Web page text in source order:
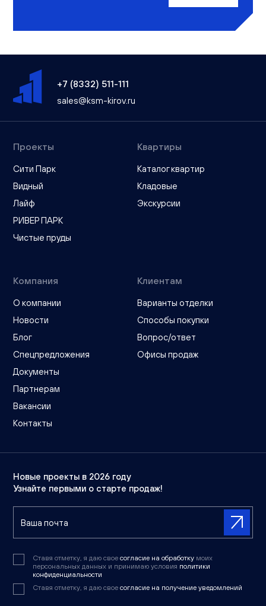
+7 (8332) 511-111
sales@ksm-kirov.ru
Проекты
Сити Парк
Видный
Лайф
РИВЕР ПАРК
Чистые пруды
Квартиры
Каталог квартир
Кладовые
Экскурсии
Компания
О компании
Новости
Блог
Спецпредложения
Документы
Партнерам
Вакансии
Контакты
Клиентам
Варианты отделки
Способы покупки
Вопрос/ответ
Офисы продаж
Новые проекты в 2026 году
Узнайте первыми о старте продаж!
Ставя отметку, я даю свое согласие на обработку моих
персональных данных и принимаю условия политики
конфиденциальности
Ставя отметку, я даю свое согласие на получение уведомлений